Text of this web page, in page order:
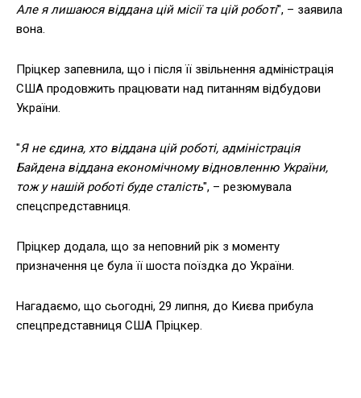
Але я лишаюся віддана цій місії та цій роботі", – заявила
вона.
Пріцкер запевнила, що і після її звільнення адміністрація
США продовжить працювати над питанням відбудови
України.
"Я не єдина, хто віддана цій роботі, адміністрація
Байдена віддана економічному відновленню України,
тож у нашій роботі буде сталість", – резюмувала
спецспредставниця.
Пріцкер додала, що за неповний рік з моменту
призначення це була її шоста поїздка до України.
Нагадаємо, що сьогодні, 29 липня, до Києва прибула
спецпредставниця США Пріцкер.